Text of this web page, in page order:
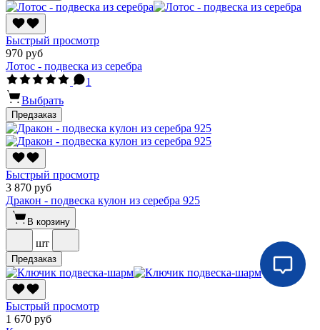
Быстрый просмотр
970 руб
Лотос - подвеска из серебра
1
Выбрать
Предзаказ
Быстрый просмотр
3 870 руб
Дракон - подвеска кулон из серебра 925
В корзину
шт
Предзаказ
Быстрый просмотр
1 670 руб